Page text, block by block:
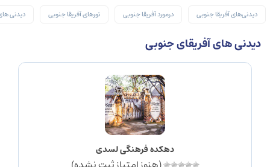
دیدنی‌های آفریقا جنوبی درمورد آفریقا جنوبی تورهای آفریقا جنوبی دیدنی
دیدنی های آفریقای جنوبی
دهکده فرهنگی لسدی